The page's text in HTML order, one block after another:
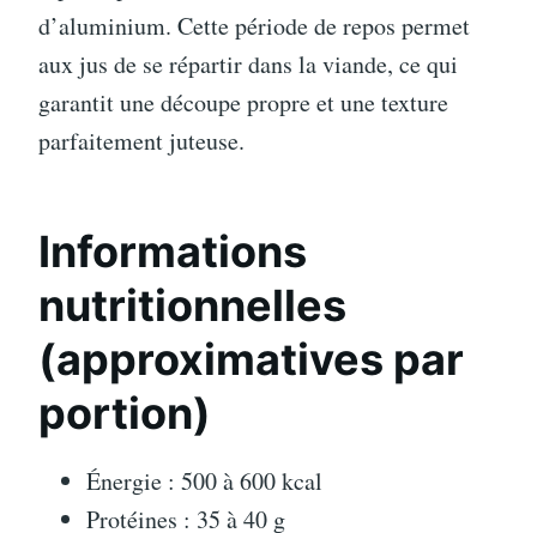
d’aluminium. Cette période de repos permet
aux jus de se répartir dans la viande, ce qui
garantit une découpe propre et une texture
parfaitement juteuse.
Informations
nutritionnelles
(approximatives par
portion)
Énergie : 500 à 600 kcal
Protéines : 35 à 40 g